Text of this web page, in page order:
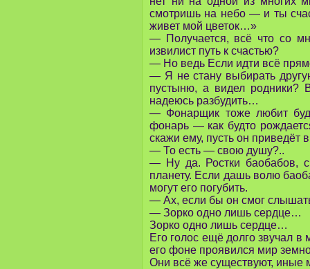
смотришь на небо — и ты
живет мой цветок…»
— Получается, всё что со
извилист путь к счастью?
— Но ведь Если идти всё
— Я не стану выбирать
пустыню, а видел родники?
надеюсь разбудить…
— Фонарщик тоже любит
фонарь — как будто
скажи ему, пусть он приведёт
— То есть — свою душу?..
— Ну да. Ростки баобабов,
планету. Если дашь волю
могут его погубить.
— Ах, если бы он смог
— Зорко одно лишь сердце…
Зорко одно лишь сердце…
Его голос ещё долго звучал
его фоне проявился мир
Они всё же существуют, иные